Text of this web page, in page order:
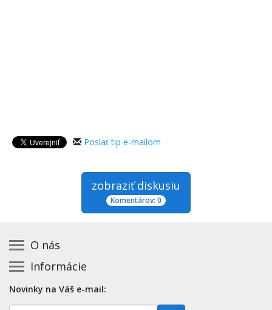
Poslať tip e-mailom
zobraziť diskusiu
Komentárov: 0
O nás
Kontakt na prevádzkovateľa
Zásady používania cookies
Informácie
Základná registrácia otváracích hodín zadarmo
Novinky na Váš e-mail: